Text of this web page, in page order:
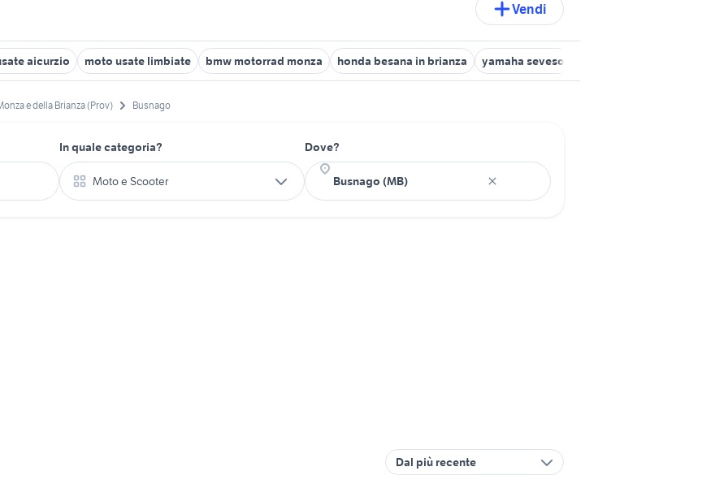
Vendi
aicurzio moto usate limbiate bmw motorrad monza honda besana in brianza yamaha seveso
e della Brianza (Prov) Busnago
In quale categoria?
Moto e Scooter
Dove?
Dal più recente